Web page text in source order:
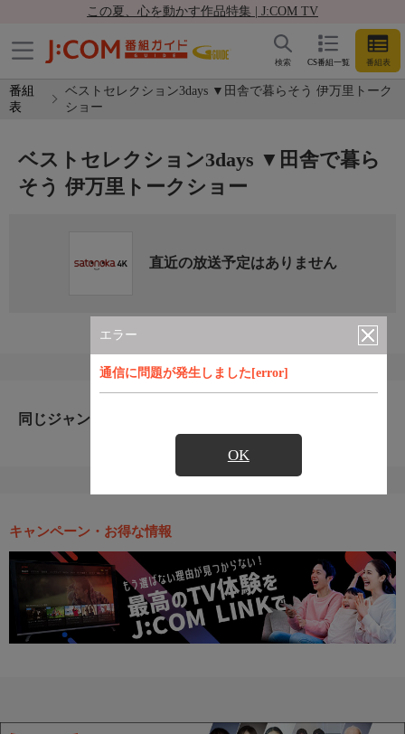
この夏、心を動かす作品特集 | J:COM TV
CS番組一覧 番組表
検索
番組
表
ベストセレクション3days ▼田舎で暮らそう 伊万里トーク
ショー
エラー
通信に問題が発生しました[error]
OK
ベストセレクション3days ▼田舎で暮ら
そう 伊万里トークショー
直近の放送予定はありません
同じジャンルのおすすめ番組
キャンペーン・お得な情報